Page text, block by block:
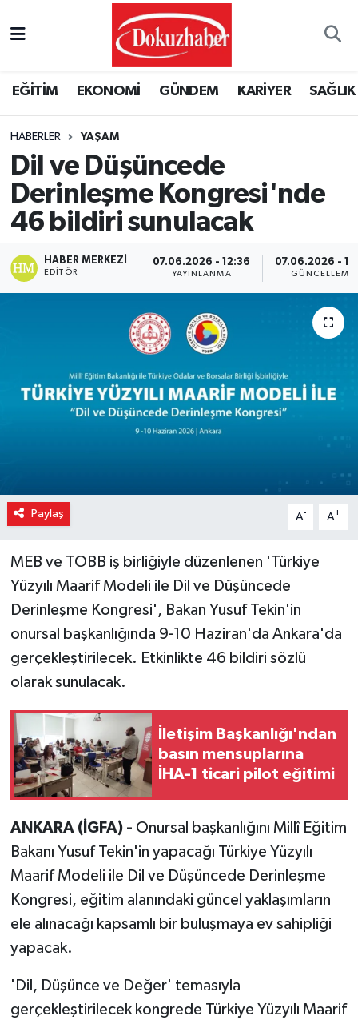
EĞİTİM EKONOMİ GÜNDEM KARİYER SAĞLIK
HABERLER YAŞAM
Dil ve Düşüncede
Derinleşme Kongresi'nde
46 bildiri sunulacak
HABER MERKEZI
EDITÖR
07.06.2026 - 12:36
YAYINLANMA
07.06.2026 -
GÜNCELLEME
Paylaş A- A+
MEB ve TOBB iş birliğiyle düzenlenen 'Türkiye
Yüzyılı Maarif Modeli ile Dil ve Düşüncede
Derinleşme Kongresi', Bakan Yusuf Tekin'in
onursal başkanlığında 9-10 Haziran'da Ankara'da
gerçekleştirilecek. Etkinlikte 46 bildiri sözlü
olarak sunulacak.
İletişim Başkanlığı'ndan
basın mensuplarına
İHA-1 ticari pilot eğitimi
ANKARA (İGFA) - Onursal başkanlığını Millî Eğitim
Bakanı Yusuf Tekin'in yapacağı Türkiye Yüzyılı
Maarif Modeli ile Dil ve Düşüncede Derinleşme
Kongresi, eğitim alanındaki güncel yaklaşımların
ele alınacağı kapsamlı bir buluşmaya ev sahipliği
yapacak.
'Dil, Düşünce ve Değer' temasıyla
gerçekleştirilecek kongrede Türkiye Yüzyılı Maarif
Puan Durumu ve Fikstür
Tüm Manşetler
Son Dakika Haberleri
Haber Arşivi